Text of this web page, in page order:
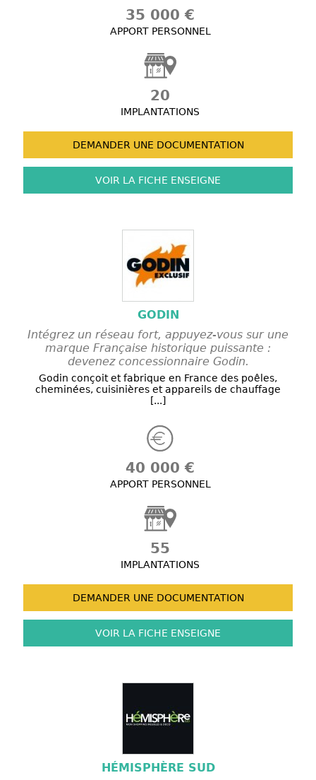
35 000 €
APPORT PERSONNEL
20
IMPLANTATIONS
DEMANDER UNE DOCUMENTATION
VOIR LA FICHE ENSEIGNE
GODIN
Intégrez un réseau fort, appuyez-vous sur une
marque Française historique puissante :
devenez concessionnaire Godin.
Godin conçoit et fabrique en France des poêles,
cheminées, cuisinières et appareils de chauffage
[...]
40 000 €
APPORT PERSONNEL
55
IMPLANTATIONS
DEMANDER UNE DOCUMENTATION
VOIR LA FICHE ENSEIGNE
HÉMISPHÈRE SUD